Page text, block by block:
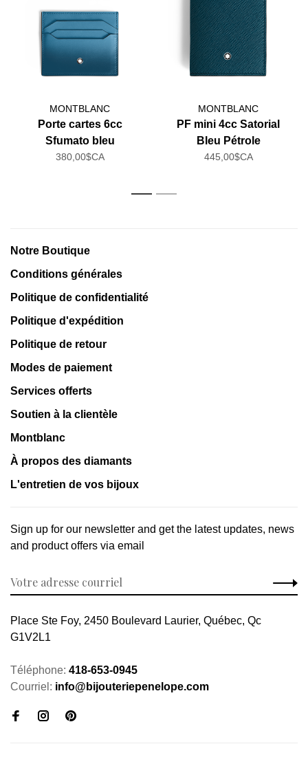
MONTBLANC
Porte cartes 6cc
Sfumato bleu
380,00$CA
MONTBLANC
PF mini 4cc Satorial
Bleu Pétrole
445,00$CA
1 2
Notre Boutique
Conditions générales
Politique de confidentialité
Politique d'expédition
Politique de retour
Modes de paiement
Services offerts
Soutien à la clientèle
Montblanc
À propos des diamants
L'entretien de vos bijoux
Sign up for our newsletter and get the latest updates, news
and product offers via email
Place Ste Foy, 2450 Boulevard Laurier, Québec, Qc
G1V2L1
Téléphone: 418-653-0945
Courriel: info@bijouteriepenelope.com